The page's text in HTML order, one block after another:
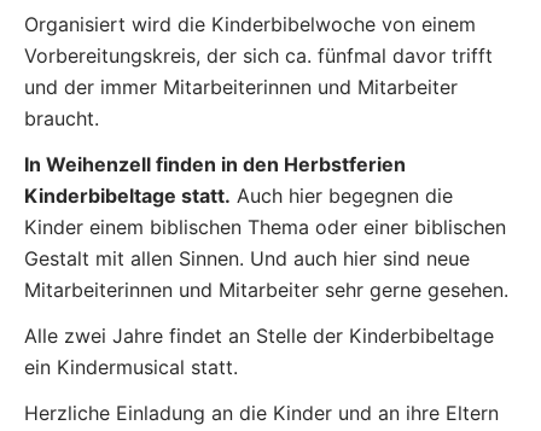
Organisiert wird die Kinderbibelwoche von einem
Vorbereitungskreis, der sich ca. fünfmal davor trifft
und der immer Mitarbeiterinnen und Mitarbeiter
braucht.
In Weihenzell finden in den Herbstferien
Kinderbibeltage statt. Auch hier begegnen die
Kinder einem biblischen Thema oder einer biblischen
Gestalt mit allen Sinnen. Und auch hier sind neue
Mitarbeiterinnen und Mitarbeiter sehr gerne gesehen.
Alle zwei Jahre findet an Stelle der Kinderbibeltage
ein Kindermusical statt.
Herzliche Einladung an die Kinder und an ihre Eltern